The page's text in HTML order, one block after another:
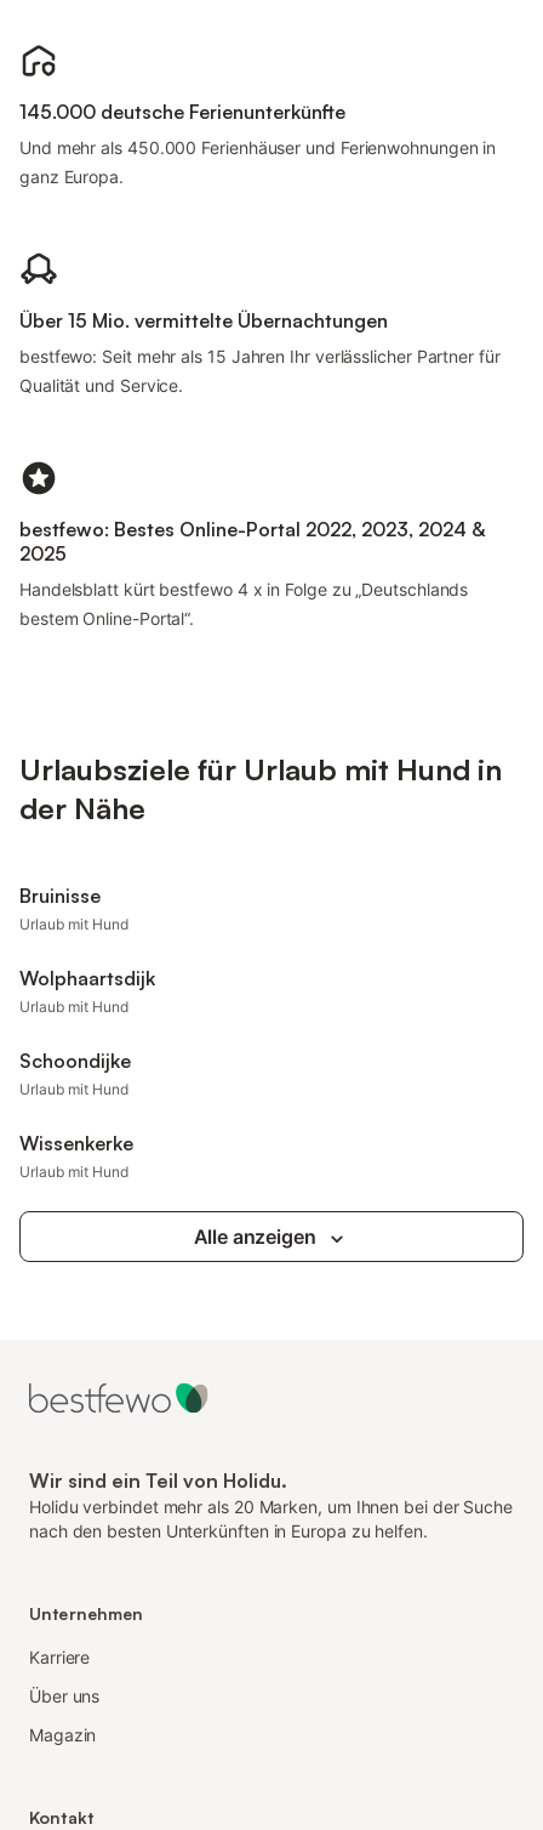
145.000 deutsche Ferienunterkünfte
Und mehr als 450.000 Ferienhäuser und Ferienwohnungen in
ganz Europa.
Über 15 Mio. vermittelte Übernachtungen
bestfewo: Seit mehr als 15 Jahren Ihr verlässlicher Partner für
Qualität und Service.
bestfewo: Bestes Online-Portal 2022, 2023, 2024 &
2025
Handelsblatt kürt bestfewo 4 x in Folge zu „Deutschlands
bestem Online-Portal“.
Urlaubsziele für Urlaub mit Hund in
der Nähe
Bruinisse
Urlaub mit Hund
Wolphaartsdijk
Urlaub mit Hund
Schoondijke
Urlaub mit Hund
Wissenkerke
Urlaub mit Hund
Alle anzeigen
Wir sind ein Teil von Holidu.
Holidu verbindet mehr als 20 Marken, um Ihnen bei der Suche
nach den besten Unterkünften in Europa zu helfen.
Unternehmen
Karriere
Über uns
Magazin
Kontakt